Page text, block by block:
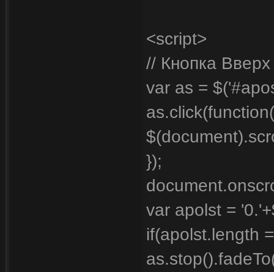
<script>
// Кнопка
var as =
});
var apolst =
if(apolst.length